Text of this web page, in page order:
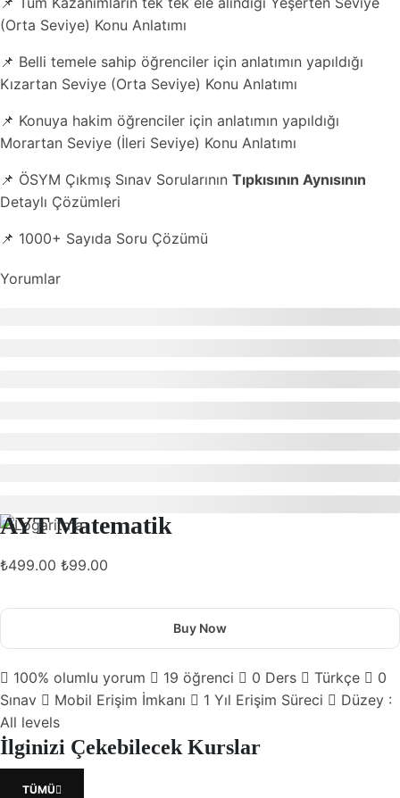
(Orta Seviye) Konu Anlatımı
📌 Belli temele sahip öğrenciler için anlatımın yapıldığı
Kızartan Seviye (Orta Seviye) Konu Anlatımı
📌 Konuya hakim öğrenciler için anlatımın yapıldığı
Morartan Seviye (İleri Seviye) Konu Anlatımı
📌 ÖSYM Çıkmış Sınav Sorularının Tıpkısının Aynısının
Detaylı Çözümleri
📌 1000+ Sayıda Soru Çözümü
Yorumlar
AYT Matematik
₺499.00 ₺99.00
Buy Now
100% olumlu yorum 19 öğrenci 0 Ders Türkçe
0
Sınav
Mobil Erişim İmkanı 1 Yıl Erişim Süreci
Düzey :
All levels
İlginizi Çekebilecek Kurslar
TÜMÜ